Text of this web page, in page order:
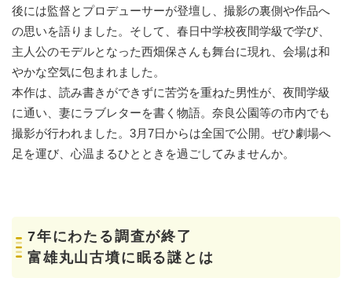
後には監督とプロデューサーが登壇し、撮影の裏側や作品へ
の思いを語りました。そして、春日中学校夜間学級で学び、
主人公のモデルとなった西畑保さんも舞台に現れ、会場は和
やかな空気に包まれました。
本作は、読み書きができずに苦労を重ねた男性が、夜間学級
に通い、妻にラブレターを書く物語。奈良公園等の市内でも
撮影が行われました。3月7日からは全国で公開。ぜひ劇場へ
足を運び、心温まるひとときを過ごしてみませんか。
7年にわたる調査が終了
富雄丸山古墳に眠る謎とは